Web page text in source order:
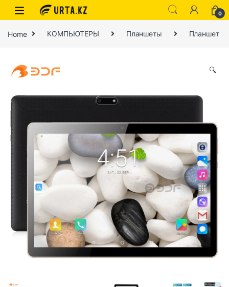
0
Home КОМПЬЮТЕРЫ Планшеты Планшет
🔍